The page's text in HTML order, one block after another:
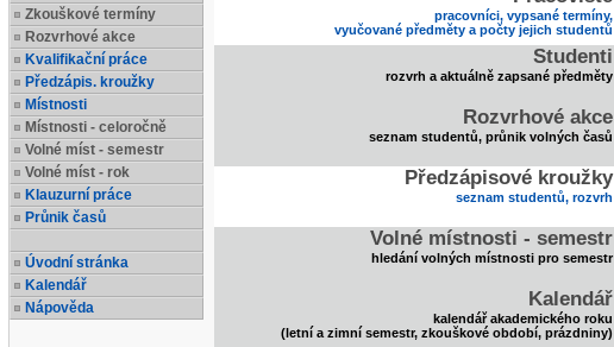
Zkouškové termíny
Rozvrhové akce
Kvalifikační práce
Předzápis. kroužky
Místnosti
Místnosti - celoročně
Volné míst - semestr
Volné míst - rok
Klauzurní práce
Průnik časů
Úvodní stránka
Kalendář
Nápověda
pracovníci, vypsané termíny,
vyučované předměty a počty jejich studentů
Studenti
rozvrh a aktuálně zapsané předměty
Rozvrhové akce
seznam studentů, průnik volných časů
Předzápisové kroužky
seznam studentů, rozvrh
Volné místnosti - semestr
hledání volných místnosti pro semestr
Kalendář
kalendář akademického roku
(letní a zimní semestr, zkouškové období, prázdniny)